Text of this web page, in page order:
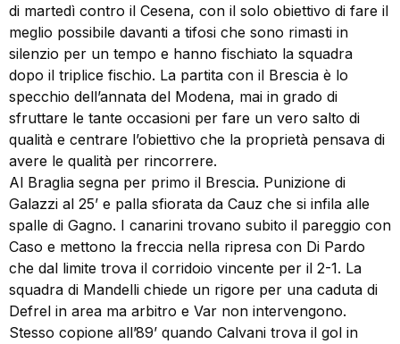
di martedì contro il Cesena, con il solo obiettivo di fare il
meglio possibile davanti a tifosi che sono rimasti in
silenzio per un tempo e hanno fischiato la squadra
dopo il triplice fischio. La partita con il Brescia è lo
specchio dell’annata del Modena, mai in grado di
sfruttare le tante occasioni per fare un vero salto di
qualità e centrare l’obiettivo che la proprietà pensava di
avere le qualità per rincorrere.
Al Braglia segna per primo il Brescia. Punizione di
Galazzi al 25’ e palla sfiorata da Cauz che si infila alle
spalle di Gagno. I canarini trovano subito il pareggio con
Caso e mettono la freccia nella ripresa con Di Pardo
che dal limite trova il corridoio vincente per il 2-1. La
squadra di Mandelli chiede un rigore per una caduta di
Defrel in area ma arbitro e Var non intervengono.
Stesso copione all’89’ quando Calvani trova il gol in